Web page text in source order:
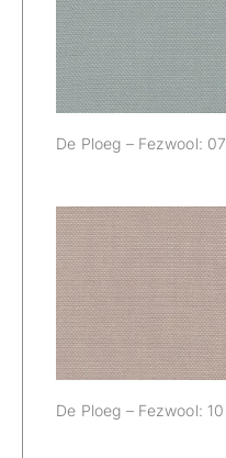
De Ploeg –
Fezwool: 07
De Ploeg – Fezwool: 07
De Ploeg –
Fezwool: 10
De Ploeg – Fezwool: 10